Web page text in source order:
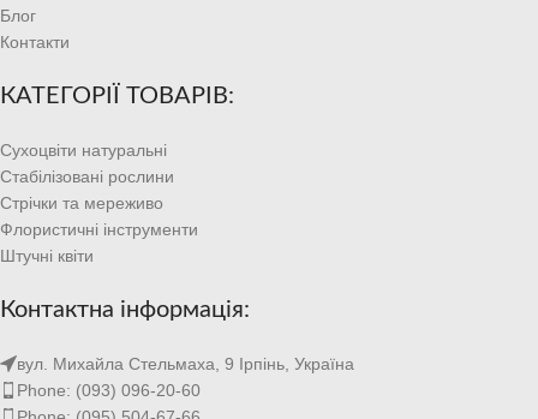
Блог
Контакти
КАТЕГОРІЇ ТОВАРІВ:
Сухоцвіти натуральні
Стабілізовані рослини
Стрічки та мереживо
Флористичні інструменти
Штучні квіти
Контактна інформація:
вул. Михайла Стельмаха, 9 Ірпінь, Україна
Phone: (093) 096-20-60